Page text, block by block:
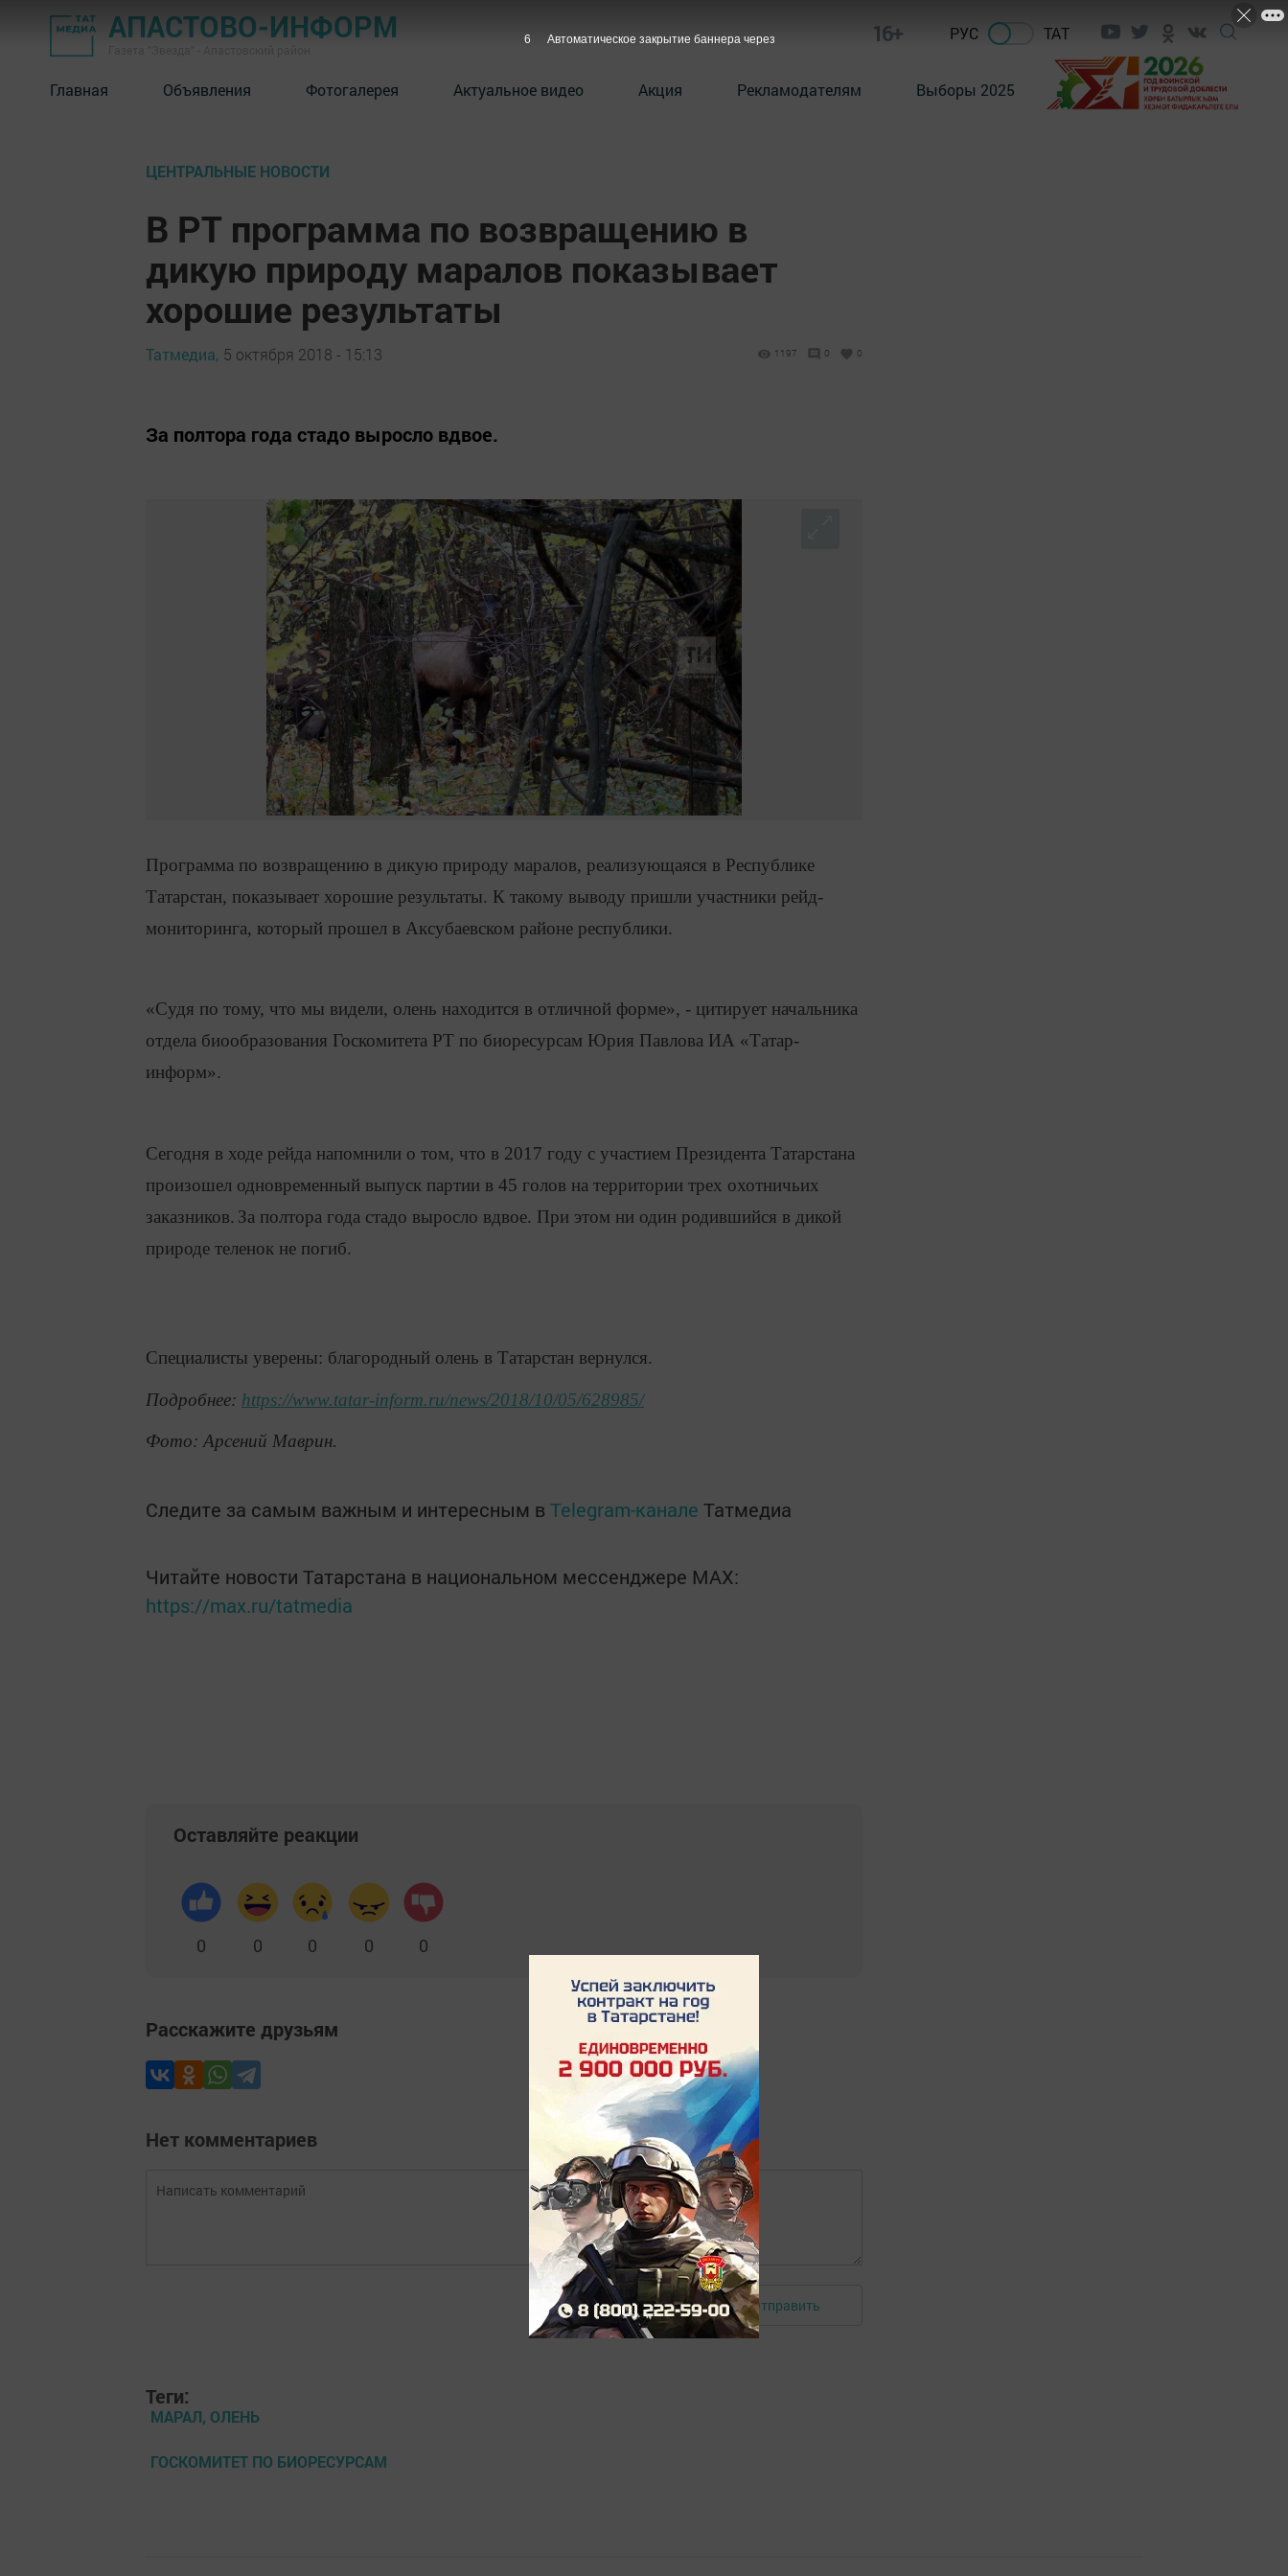
АПАСТОВО-ИНФОРМ 16+ РУС ТАТ
Главная Объявления Фотогалерея Актуальное видео Акция Рекламодателям Выборы 2025
ЦЕНТРАЛЬНЫЕ НОВОСТИ
В РТ программа по возвращению в
дикую природу маралов показывает
хорошие результаты
Татмедиа, 5 октября 2018 - 15:13 1197 0 0
За полтора года стадо выросло вдвое.
Программа по возвращению в дикую природу маралов, реализующаяся в Республике
Татарстан, показывает хорошие результаты. К такому выводу пришли участники рейд-
мониторинга, который прошел в Аксубаевском районе республики.
«Судя по тому, что мы видели, олень находится в отличной форме», - цитирует начальника
отдела биообразования Госкомитета РТ по биоресурсам Юрия Павлова ИА «Татар-
информ».
Сегодня в ходе рейда напомнили о том, что в 2017 году с участием Президента Татарстана
произошел одновременный выпуск партии в 45 голов на территории трех охотничьих
заказников. За полтора года стадо выросло вдвое. При этом ни один родившийся в дикой
природе теленок не погиб.
Специалисты уверены: благородный олень в Татарстан вернулся.
Подробнее: https://www.tatar-inform.ru/news/2018/10/05/628985/
Фото: Арсений Маврин.
Следите за самым важным и интересным в Telegram-канале Татмедиа
Читайте новости Татарстана в национальном мессенджере MАХ:
https://max.ru/tatmedia
Оставляйте реакции
0 0 0 0 0
Расскажите друзьям
Нет комментариев
Авторизоваться Отправить
Теги:
МАРАЛ, ОЛЕНЬ
ГОСКОМИТЕТ ПО БИОРЕСУРСАМ
5 Автоматическое закрытие баннера через